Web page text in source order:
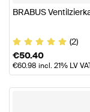
BRABUS
(2)
€50.40
€60.98 incl. 21% LV